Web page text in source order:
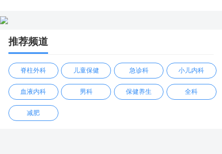
推荐频道
脊柱外科 儿童保健 急诊科 小儿内科
血液内科 男科 保健养生 全科
减肥